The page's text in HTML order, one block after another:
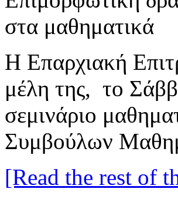
Η Επαρχιακή
μέλη της, το
σεμινάριο
Συμβούλων
[Read the rest of